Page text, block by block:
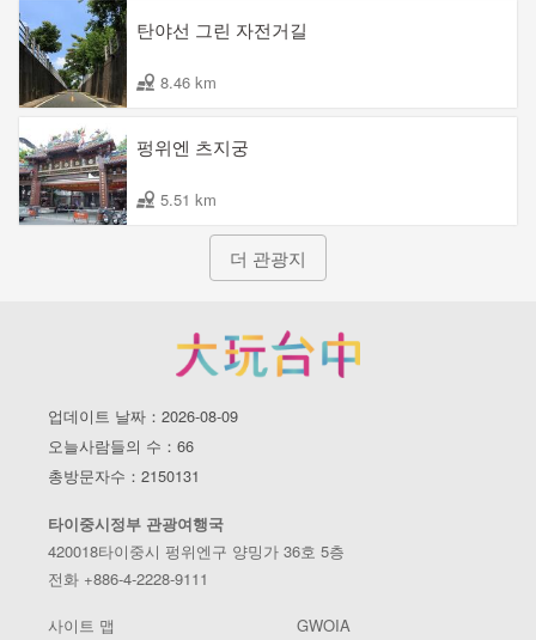
탄야선 그린 자전거길
8.46 km
펑위엔 츠지궁
5.51 km
더 관광지
업데이트 날짜：2026-08-09
오늘사람들의 수：66
총방문자수：2150131
타이중시정부 관광여행국
420018타이중시 펑위엔구 양밍가 36호 5층
전화 +886-4-2228-9111
사이트 맵 GWOIA